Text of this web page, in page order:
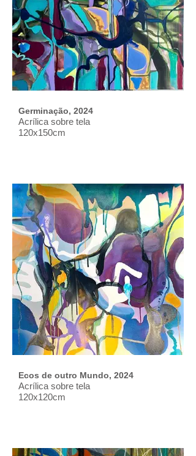
Germinação, 2024
Acrílica sobre tela
120x150cm
Ecos de outro Mundo, 2024
Acrílica sobre tela
120x120cm